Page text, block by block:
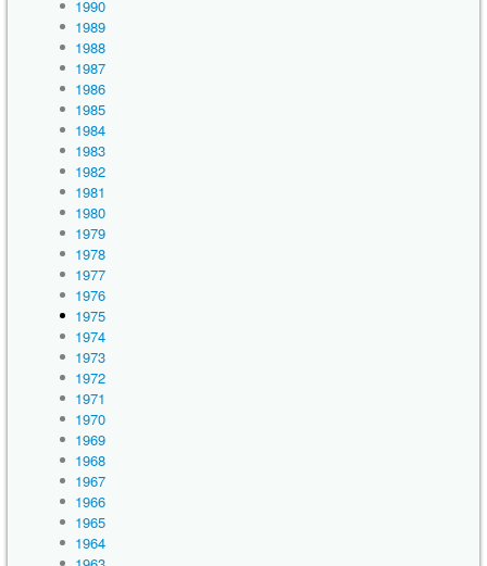
1990
1989
1988
1987
1986
1985
1984
1983
1982
1981
1980
1979
1978
1977
1976
1975
1974
1973
1972
1971
1970
1969
1968
1967
1966
1965
1964